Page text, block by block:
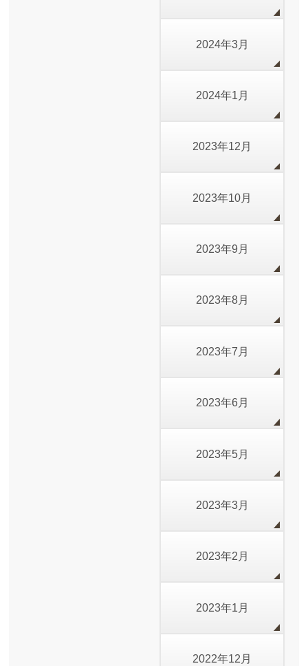
2024年3月
2024年1月
2023年12月
2023年10月
2023年9月
2023年8月
2023年7月
2023年6月
2023年5月
2023年3月
2023年2月
2023年1月
2022年12月